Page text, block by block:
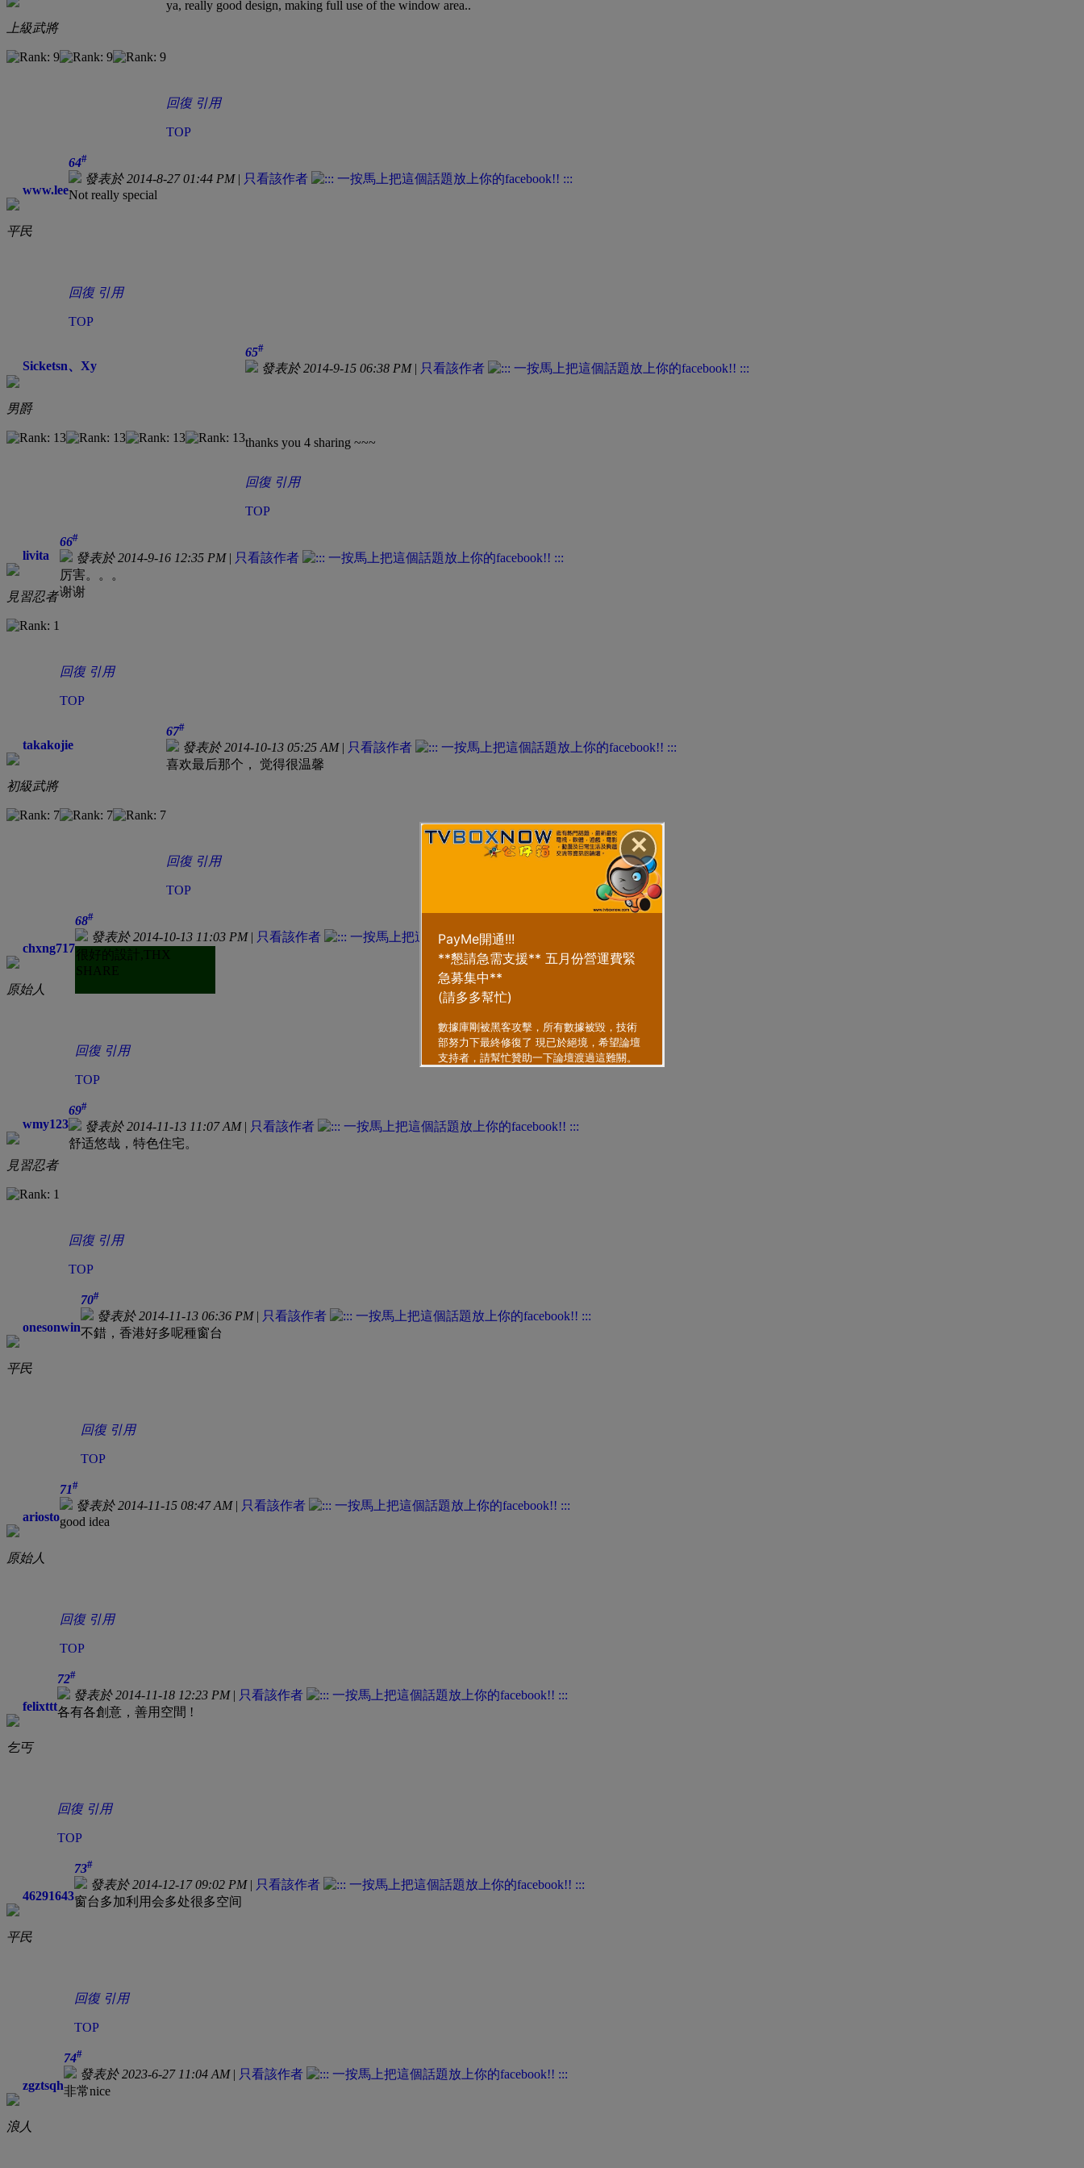
✕
上級武將
ya, really good design, making full use of the window area..
回復 引用
TOP
www.lee
平民
64#
發表於 2014-8-27 01:44 PM| 只看該作者
Not really special
回復 引用
TOP
Sicketsn、Xy
男爵
65#
發表於 2014-9-15 06:38 PM| 只看該作者
thanks you 4 sharing ~~~
回復 引用
TOP
livita
見習忍者
66#
發表於 2014-9-16 12:35 PM| 只看該作者
厉害。。。
谢谢
回復 引用
TOP
takakojie
初級武將
67#
發表於 2014-10-13 05:25 AM| 只看該作者
喜欢最后那个， 觉得很温馨
回復 引用
TOP
chxng717
原始人
68#
發表於 2014-10-13 11:03 PM| 只看該作者
很好的設計,THX
SHARE
回復 引用
TOP
wmy123
見習忍者
69#
發表於 2014-11-13 11:07 AM| 只看該作者
舒适悠哉，特色住宅。
回復 引用
TOP
onesonwin
平民
70#
發表於 2014-11-13 06:36 PM| 只看該作者
不錯，香港好多呢種窗台
回復 引用
TOP
ariosto
原始人
71#
發表於 2014-11-15 08:47 AM| 只看該作者
good idea
回復 引用
TOP
felixttt
乞丐
72#
發表於 2014-11-18 12:23 PM| 只看該作者
各有各創意，善用空間 !
回復 引用
TOP
46291643
平民
73#
發表於 2014-12-17 09:02 PM| 只看該作者
窗台多加利用会多处很多空间
回復 引用
TOP
zgztsqh
浪人
74#
發表於 2023-6-27 11:04 AM| 只看該作者
非常nice